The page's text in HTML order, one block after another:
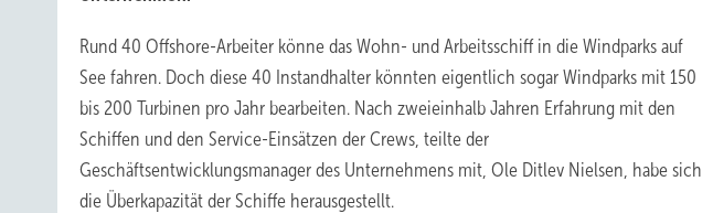
Rund 40 Offshore-Arbeiter könne das Wohn- und Arbeitsschiff in die Windparks auf
See fahren. Doch diese 40 Instandhalter könnten eigentlich sogar Windparks mit 150
bis 200 Turbinen pro Jahr bearbeiten. Nach zweieinhalb Jahren Erfahrung mit den
Schiffen und den Service-Einsätzen der Crews, teilte der
Geschäftsentwicklungsmanager des Unternehmens mit, Ole Ditlev Nielsen, habe sich
die Überkapazität der Schiffe herausgestellt.